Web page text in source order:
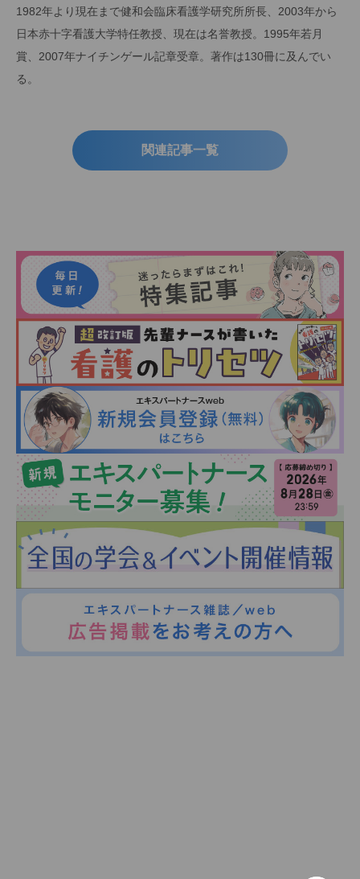
1982年より現在まで健和会臨床看護学研究所所長、2003年から
日本赤十字看護大学特任教授、現在は名誉教授。1995年若月
賞、2007年ナイチンゲール記章受章。著作は130冊に及んでい
る。
関連記事一覧